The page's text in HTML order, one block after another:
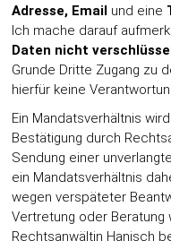
Adresse, Email und eine
Ich mache darauf
Daten nicht
Grunde Dritte Zugang zu
hierfür keine
Ein Mandatsverhältnis
Bestätigung durch
Sendung einer
ein Mandatsverhältnis
wegen verspäteter
Vertretung oder Beratung
Rechtsanwältin Hanisch